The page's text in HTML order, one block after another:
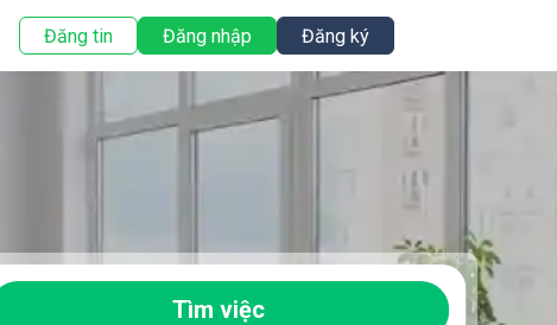
Đăng tin Đăng nhập Đăng ký
Tìm việc